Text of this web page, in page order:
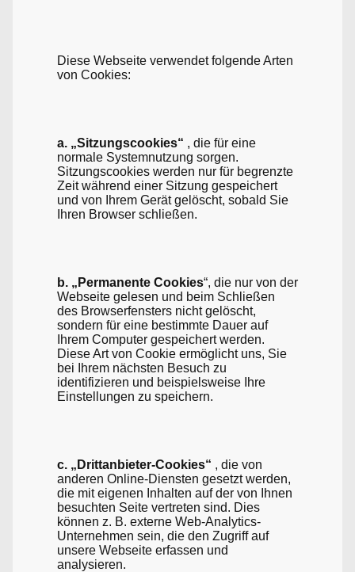
Diese Webseite verwendet folgende Arten
von Cookies:
a. „Sitzungscookies“ , die für eine
normale Systemnutzung sorgen.
Sitzungscookies werden nur für begrenzte
Zeit während einer Sitzung gespeichert
und von Ihrem Gerät gelöscht, sobald Sie
Ihren Browser schließen.
b. „Permanente Cookies“, die nur von der
Webseite gelesen und beim Schließen
des Browserfensters nicht gelöscht,
sondern für eine bestimmte Dauer auf
Ihrem Computer gespeichert werden.
Diese Art von Cookie ermöglicht uns, Sie
bei Ihrem nächsten Besuch zu
identifizieren und beispielsweise Ihre
Einstellungen zu speichern.
c. „Drittanbieter-Cookies“ , die von
anderen Online-Diensten gesetzt werden,
die mit eigenen Inhalten auf der von Ihnen
besuchten Seite vertreten sind. Dies
können z. B. externe Web-Analytics-
Unternehmen sein, die den Zugriff auf
unsere Webseite erfassen und
analysieren.